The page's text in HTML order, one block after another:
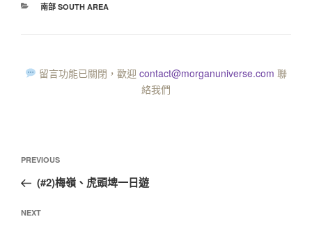
南部 SOUTH AREA
留言功能已關閉，歡迎 contact@morganuniverse.com 聯
絡我們
PREVIOUS
(#2)梅嶺、虎頭埤一日遊
NEXT